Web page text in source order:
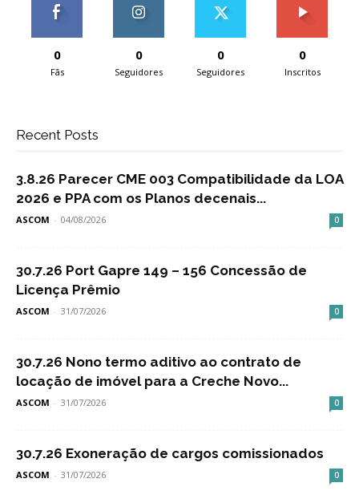
0
Fãs
0
Seguidores
0
Seguidores
0
Inscritos
Recent Posts
3.8.26 Parecer CME 003 Compatibilidade da LOA
2026 e PPA com os Planos decenais...
ASCOM - 04/08/2026 0
30.7.26 Port Gapre 149 – 156 Concessão de
Licença Prêmio
ASCOM - 31/07/2026 0
30.7.26 Nono termo aditivo ao contrato de
locação de imóvel para a Creche Novo...
ASCOM - 31/07/2026 0
30.7.26 Exoneração de cargos comissionados
ASCOM - 31/07/2026 0